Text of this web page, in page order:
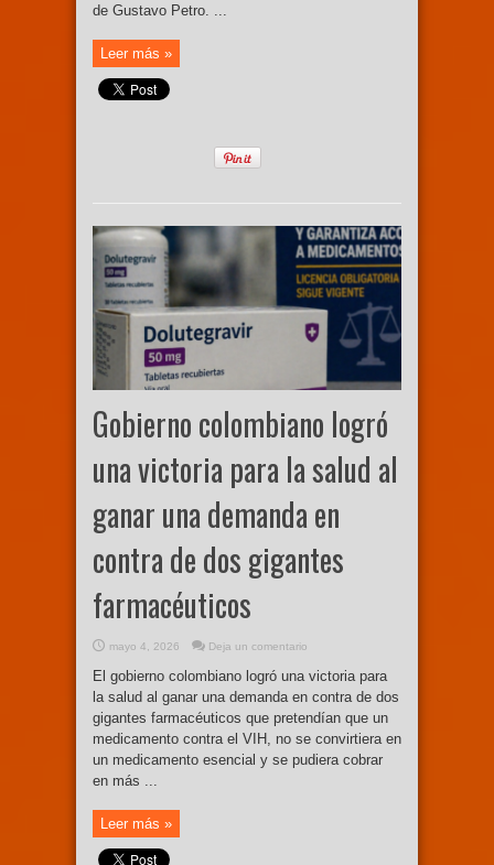
de Gustavo Petro. ...
Leer más »
Gobierno colombiano logró
una victoria para la salud al
ganar una demanda en
contra de dos gigantes
farmacéuticos
mayo 4, 2026 Deja un comentario
El gobierno colombiano logró una victoria para
la salud al ganar una demanda en contra de dos
gigantes farmacéuticos que pretendían que un
medicamento contra el VIH, no se convirtiera en
un medicamento esencial y se pudiera cobrar
en más ...
Leer más »